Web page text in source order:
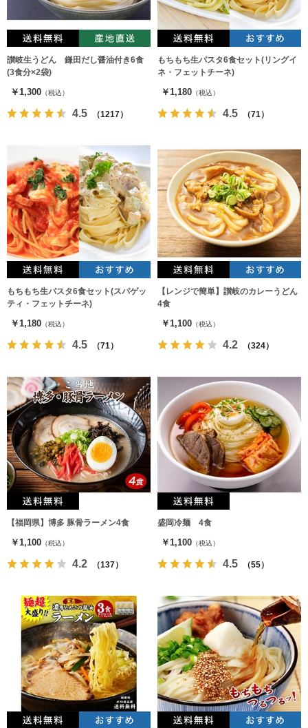
讃岐生うどん 鎌田だし醤油付き6食
(3食分×2袋)
￥1,300 （税込）
4.5 （1217）
もちもち生パスタ6食セット(リングイ
ネ・フェットチーネ)
￥1,180 （税込）
4.5 （71）
もちもち生パスタ6食セット(スパゲッ
ティ・フェットチーネ)
￥1,180 （税込）
4.5 （71）
【レンジで簡単】讃岐のカレーうどん
4食
￥1,100 （税込）
4.2 （324）
【福岡県】博多 豚骨ラーメン4食
￥1,100 （税込）
4.2 （137）
盛岡冷麺 4食
￥1,100 （税込）
4.5 （55）